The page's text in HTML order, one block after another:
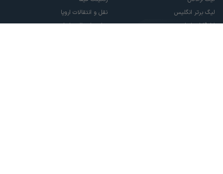
لیگ برتر انگلیس
لالیگا اسپانیا
نقل و انتقالات اروپا
نقل و انتقالات ایران